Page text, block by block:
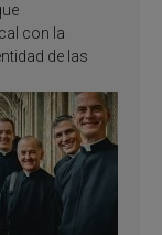
con la
de las